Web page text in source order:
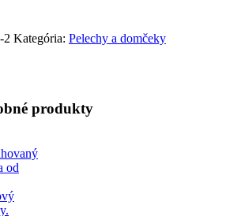
2 Kategória: Pelechy a domčeky
produkty